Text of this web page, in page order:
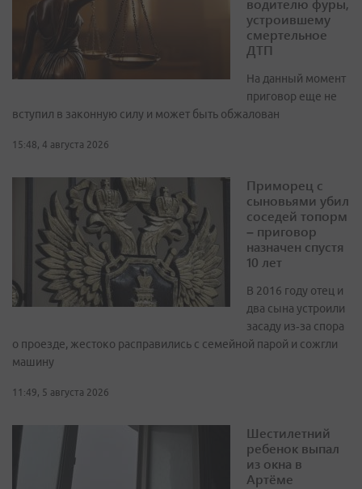
водителю фуры,
устроившему
смертельное
ДТП
На данный момент
приговор еще не
вступил в законную силу и может быть обжалован
15:48, 4 августа 2026
Приморец с
сыновьями убил
соседей топорм
– приговор
назначен спустя
10 лет
В 2016 году отец и
два сына устроили
засаду из‑за спора
о проезде, жестоко расправились с семейной парой и сожгли
машину
11:49, 5 августа 2026
Шестилетний
ребенок выпал
из окна в
Артёме